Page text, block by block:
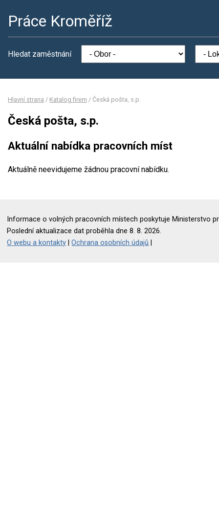
Práce Kroměříž
Hledat zaměstnání
Hlavní strana / Katalog firem / Česká pošta, s.p.
Česká pošta, s.p.
Aktuální nabídka pracovních míst
Aktuálně neevidujeme žádnou pracovní nabídku.
Informace o volných pracovních místech poskytuje Ministerstvo
Poslední aktualizace dat proběhla dne 8. 8. 2026.
O webu a kontakty |Ochrana osobních údajů